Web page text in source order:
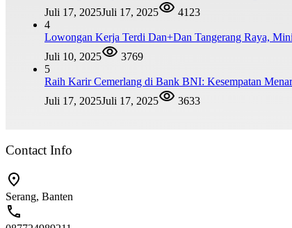
Juli 17, 2025Juli 17, 2025
4123
4
Lowongan Kerja Terdi Dan+Dan Tangerang Raya,
Juli 10, 2025
3769
5
Raih Karir Cemerlang di Bank BNI: Kesempatan
Juli 17, 2025Juli 17, 2025 3633
Contact Info
Serang, Banten